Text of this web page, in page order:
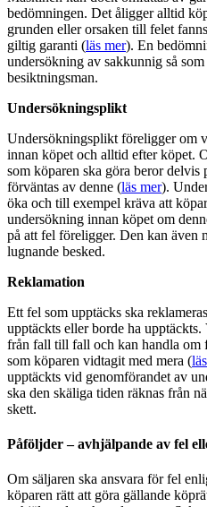
bedömningen. Det åligger alltid
grunden eller orsaken till felet
giltig garanti (läs mer). En
undersökning av sakkunnig så
besiktningsman.
Undersökningsplikt
Undersökningsplikt föreligger om
innan köpet och alltid efter köpet.
som köparen ska göra beror delvis
förväntas av denne (läs mer).
öka och till exempel kräva att
undersökning innan köpet om
på att fel föreligger. Den kan även
lugnande besked.
Reklamation
Ett fel som upptäcks ska
upptäckts eller borde ha
från fall till fall och kan handla om
som köparen vidtagit med mera (
upptäckts vid genomförandet av
ska den skäliga tiden räknas från
skett.
Påföljder – avhjälpande av fel
Om säljaren ska ansvara för fel
köparen rätt att göra gällande